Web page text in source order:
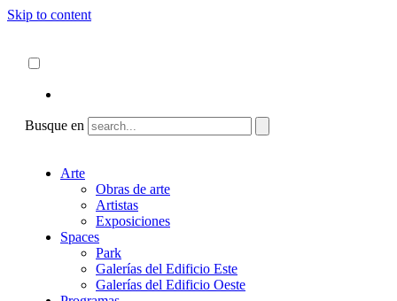
Skip to content
Busque en
Arte
Obras de arte
Artistas
Exposiciones
Spaces
Park
Galerías del Edificio Este
Galerías del Edificio Oeste